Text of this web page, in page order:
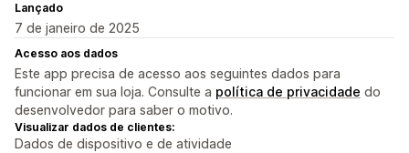
Lançado
7 de janeiro de 2025
Acesso aos dados
Este app precisa de acesso aos seguintes dados para
funcionar em sua loja. Consulte a política de privacidade do
desenvolvedor para saber o motivo.
Visualizar dados de clientes:
Dados de dispositivo e de atividade